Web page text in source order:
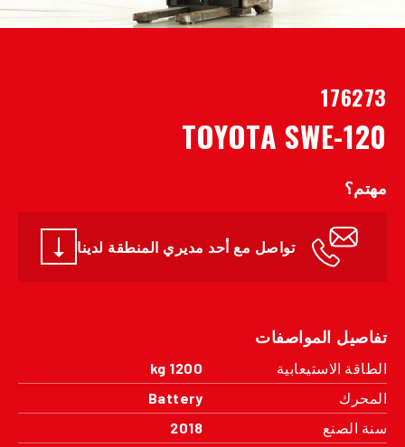
176273
TOYOTA SWE-120
مهتم؟
تواصل مع أحد مديري المنطقة لدينا
تفاصيل المواصفات
الطاقة الاستيعابية
1200 kg
المحرك
Battery
سنة الصنع
2018